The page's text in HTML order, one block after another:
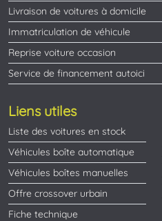
Livraison de voitures à domicile
Immatriculation de véhicule
Reprise voiture occasion
Service de financement autoici
Liens utiles
Liste des voitures en stock
Véhicules boîte automatique
Véhicules boîtes manuelles
Offre crossover urbain
Fiche technique